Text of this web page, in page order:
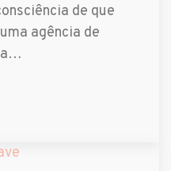
de que
agência de